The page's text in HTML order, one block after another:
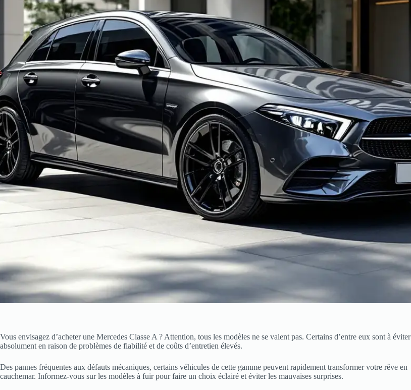
Vous envisagez d’acheter une Mercedes Classe A ? Attention, tous les modèles ne se valent pas. Certains d’entre eux sont à éviter
absolument en raison de problèmes de fiabilité et de coûts d’entretien élevés.
Des pannes fréquentes aux défauts mécaniques, certains véhicules de cette gamme peuvent rapidement transformer votre rêve en
cauchemar. Informez-vous sur les modèles à fuir pour faire un choix éclairé et éviter les mauvaises surprises.